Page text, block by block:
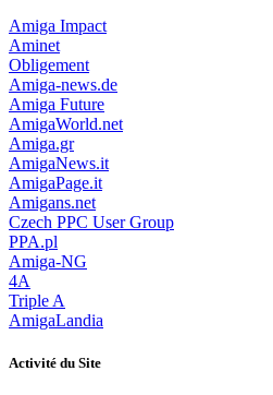
Amiga Impact
Aminet
Obligement
Amiga-news.de
Amiga Future
AmigaWorld.net
Amiga.gr
AmigaNews.it
AmigaPage.it
Amigans.net
Czech PPC User Group
PPA.pl
Amiga-NG
4A
Triple A
AmigaLandia
Activité du Site